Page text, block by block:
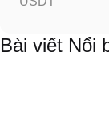
Bài viết Nổi